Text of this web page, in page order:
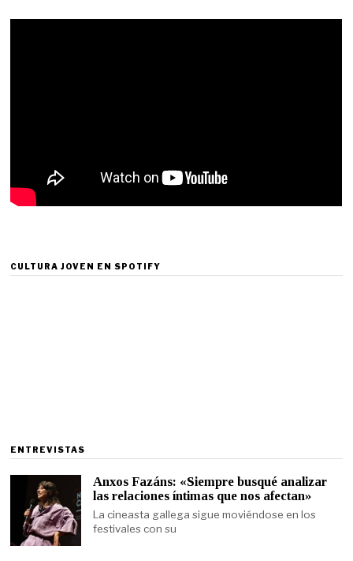
CULTURA JOVEN EN SPOTIFY
ENTREVISTAS
Anxos Fazáns: «Siempre busqué analizar
las relaciones íntimas que nos afectan»
La cineasta gallega sigue moviéndose en los
festivales con su